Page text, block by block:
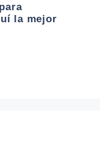
la mejor